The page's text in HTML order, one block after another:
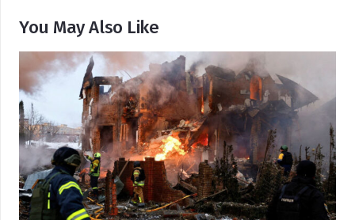
You May Also Like